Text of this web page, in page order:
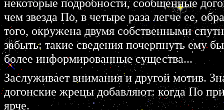
чем звезда По, в четыре раза легче ее,
того, окружена двумя собственными
забыть: такие сведения почерпнуть ему
более информированные существа...
Заслуживает внимания и другой мотив.
догонские жрецы добавляют: когда По
ярче.